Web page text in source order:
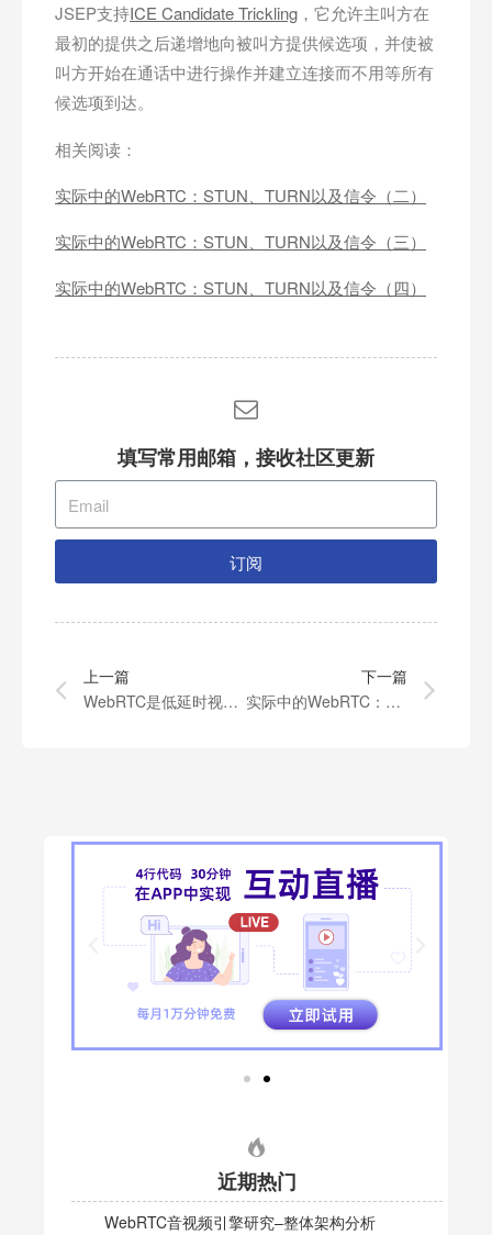
JSEP支持ICE Candidate Trickling ，它允许主叫方在
最初的提供之后递增地向被叫方提供候选项，并使被
叫方开始在通话中进行操作并建立连接而不用等所有
候选项到达。
相关阅读：
实际中的WebRTC：STUN、TURN以及信令（二）
实际中的WebRTC：STUN、TURN以及信令（三）
实际中的WebRTC：STUN、TURN以及信令（四）
填写常用邮箱，接收社区更新
订阅
上一篇
WebRTC是低延时视频直播流的未来吗？
下一篇
实际中的WebRTC：STUN，TURN以及信令（二）
近期热门
WebRTC音视频引擎研究–整体架构分析